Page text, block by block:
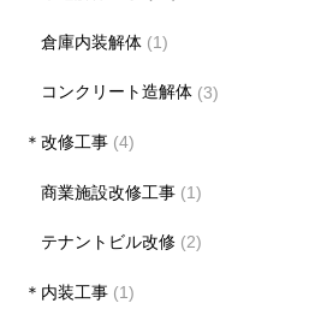
倉庫内装解体 (1)
コンクリート造解体 (3)
＊改修工事 (4)
商業施設改修工事 (1)
テナントビル改修 (2)
＊内装工事 (1)